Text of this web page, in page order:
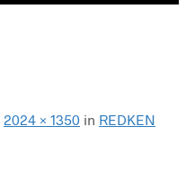
2024 × 1350 in REDKEN